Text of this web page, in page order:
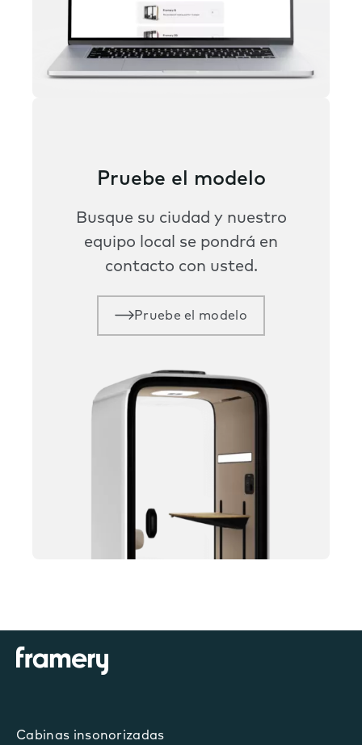
Pruebe el modelo
Busque su ciudad y nuestro
equipo local se pondrá en
contacto con usted.
Pruebe el modelo
Cabinas insonorizadas